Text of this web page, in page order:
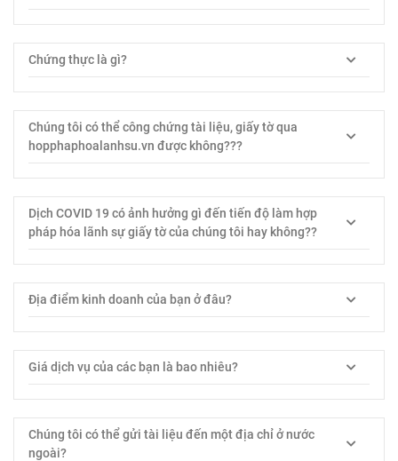
Chứng thực là gì?
Chúng tôi có thể công chứng tài liệu, giấy tờ qua
hopphaphoalanhsu.vn được không???
Dịch COVID 19 có ảnh hưởng gì đến tiến độ làm hợp
pháp hóa lãnh sự giấy tờ của chúng tôi hay không??
Địa điểm kinh doanh của bạn ở đâu?
Giá dịch vụ của các bạn là bao nhiêu?
Chúng tôi có thể gửi tài liệu đến một địa chỉ ở nước
ngoài?